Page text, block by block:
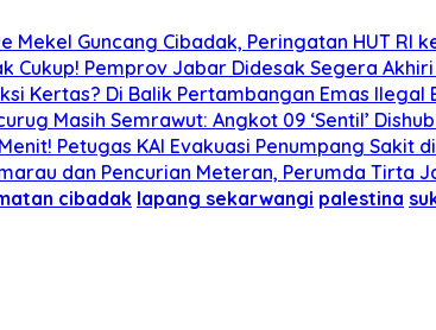
Mekel Guncang Cibadak, Peringatan HUT RI
Cukup! Pemprov Jabar Didesak Segera
Kertas? Di Balik Pertambangan Emas
Masih Semrawut: Angkot 09 ‘Sentil’
Petugas KAI Evakuasi Penumpang Sakit
dan Pencurian Meteran, Perumda Tirta
cibadak lapang sekarwangi palestina